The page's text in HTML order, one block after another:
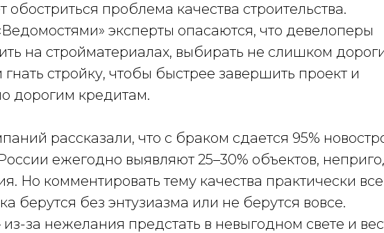
обостриться проблема качества строительства.
эксперты опасаются, что девелоперы
на стройматериалах, выбирать не слишком
стройку, чтобы быстрее завершить проект и
дорогим кредитам.
рассказали, что с браком сдается 95%
ежегодно выявляют 25–30% объектов,
Но комментировать тему качества практически все
берутся без энтузиазма или не берутся вовсе.
за нежелания предстать в невыгодном свете и